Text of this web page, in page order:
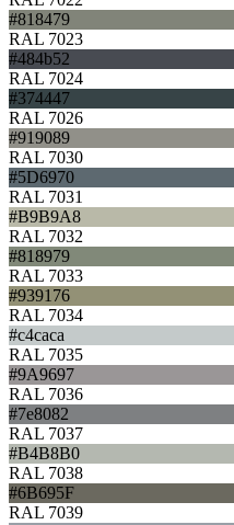
#818479
RAL 7023
#484b52
RAL 7024
#374447
RAL 7026
#919089
RAL 7030
#5D6970
RAL 7031
#B9B9A8
RAL 7032
#818979
RAL 7033
#939176
RAL 7034
#c4caca
RAL 7035
#9A9697
RAL 7036
#7e8082
RAL 7037
#B4B8B0
RAL 7038
#6B695F
RAL 7039